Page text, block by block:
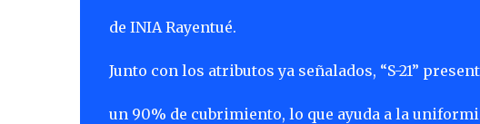
de INIA Rayentué.
Junto con los atributos ya señalados, “S-21”
un 90% de cubrimiento, lo que ayuda a la